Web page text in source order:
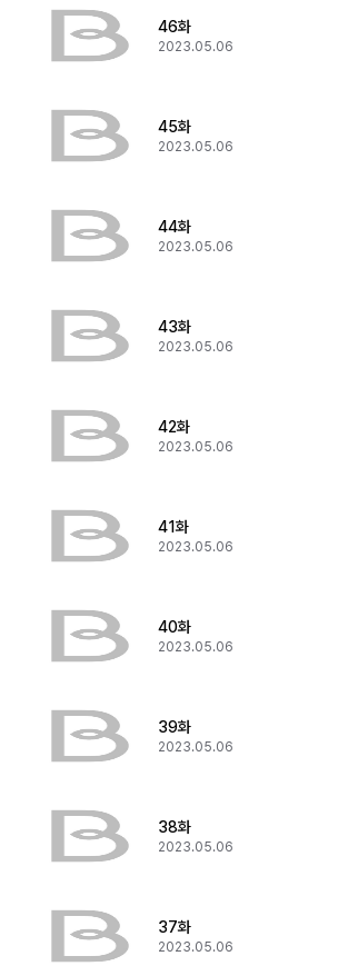
46화
2023.05.06
45화
2023.05.06
44화
2023.05.06
43화
2023.05.06
42화
2023.05.06
41화
2023.05.06
40화
2023.05.06
39화
2023.05.06
38화
2023.05.06
37화
2023.05.06